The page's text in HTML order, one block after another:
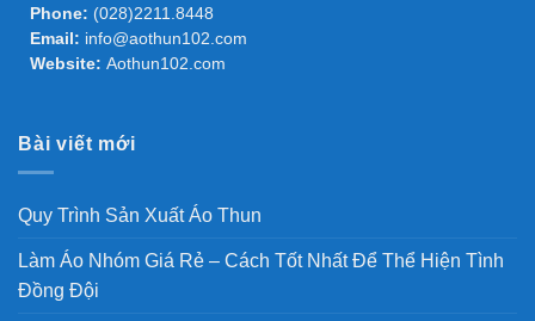
Phone: (028)2211.8448
Email: info@aothun102.com
Website: Aothun102.com
Bài viết mới
Quy Trình Sản Xuất Áo Thun
Làm Áo Nhóm Giá Rẻ – Cách Tốt Nhất Để Thể Hiện Tình
Đồng Đội